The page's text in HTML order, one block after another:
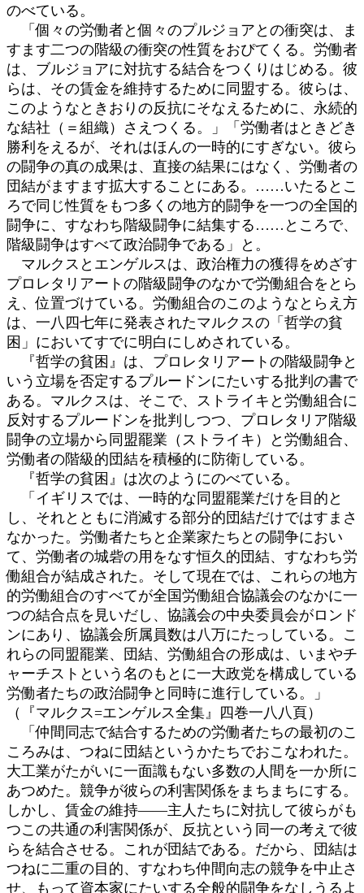
のべている。
「個々の労働者と個々のプルジョアとの衝突は、ま
すます二つの階級の衝突の性質をおぴてくる。労働者
は、ブルジョアに対抗する結合をつくりはじめる。彼
らは、その賃金を維持するために同盟する。彼らは、
このようなときおりの反抗にそなえるために、永続的
な結社（＝組織）さえつくる。」「労働者はときどき
勝利をえるが、それはほんの一時的にすぎない。彼ら
の闘争の真の成果は、直接の結果にはなく、労働者の
団結がますます拡大することにある。……いたるとこ
ろで同じ性質をもつ多くの地方的闘争を一つの全国的
闘争に、すなわち階級闘争に結集する……ところで、
階級闘争はすべて政治闘争である」と。
マルクスとエンゲルスは、政治権力の獲得をめざす
プロレタリアートの階級闘争のなかで労働組合をとら
え、位置づけている。労働組合のこのようなとらえ方
は、一八四七年に発表されたマルクスの「哲学の貧
困」においてすでに明白にしめされている。
『哲学の貧困』は、プロレタリアートの階級闘争と
いう立場を否定するプルードンにたいする批判の書で
ある。マルクスは、そこで、ストライキと労働組合に
反対するプルードンを批判しつつ、プロレタリア階級
闘争の立場から同盟罷業（ストライキ）と労働組合、
労働者の階級的団結を積極的に防衛している。
『哲学の貧困』は次のようにのべている。
「イギリスでは、一時的な同盟罷業だけを目的と
し、それとともに消滅する部分的団結だけではすまさ
なかった。労働者たちと企業家たちとの闘争におい
て、労働者の城砦の用をなす恒久的団結、すなわち労
働組合が結成された。そして現在では、これらの地方
的労働組合のすべてが全国労働組合協議会のなかに一
つの結合点を見いだし、協議会の中央委員会がロンド
ンにあり、協議会所属員数は八万にたっしている。こ
れらの同盟罷業、団結、労働組合の形成は、いまやチ
ャーチストという名のもとに一大政党を構成している
労働者たちの政治闘争と同時に進行している。」
（『マルクス=エンゲルス全集』四巻一八八頁）
「仲間同志で結合するための労働者たちの最初のこ
ころみは、つねに団結というかたちでおこなわれた。
大工業がたがいに一面識もない多数の人間を一か所に
あつめた。競争が彼らの利害関係をまちまちにする。
しかし、賃金の維持――主人たちに対抗して彼らがも
つこの共通の利害関係が、反抗という同一の考えで彼
らを結合させる。これが団結である。だから、団結は
つねに二重の目的、すなわち仲間向志の競争を中止さ
せ、もって資本家にたいする全般的闘争をなしうるよ